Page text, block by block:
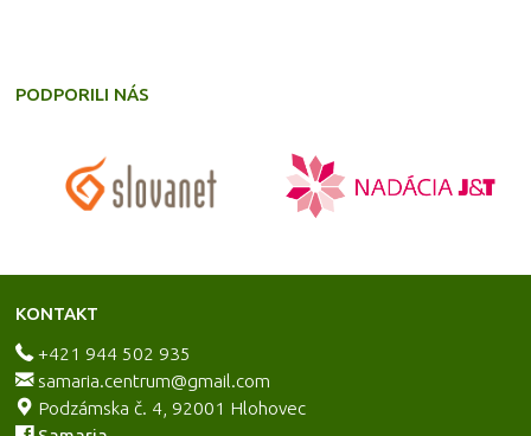
PODPORILI NÁS
KONTAKT
+421 944 502 935
samaria.centrum@gmail.com
Podzámska č. 4, 92001 Hlohovec